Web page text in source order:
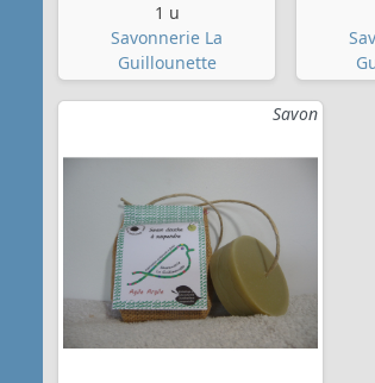
1 u
Savonnerie La
Guillounette
Savon